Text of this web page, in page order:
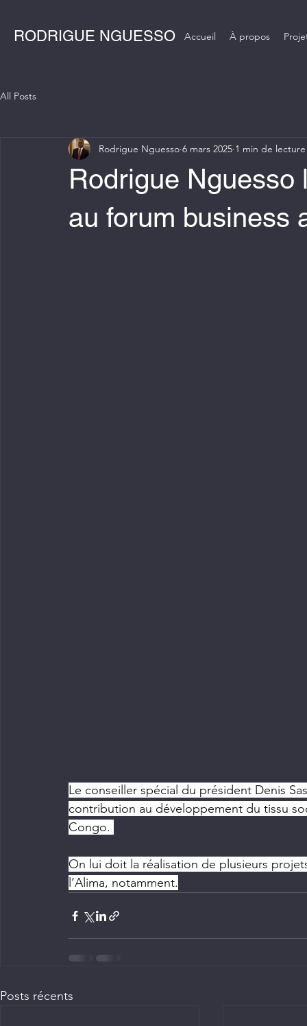
RODRIGUE NGUESSO Accueil À propos
All Posts
Rodrigue Nguesso
au forum business
Rodrigue Nguesso 6 mars 2025 1 min de lecture
Le conseiller spécial du président Denis
contribution au développement du tissu
Congo.
On lui doit la réalisation de plusieurs
l’Alima, notamment.
Posts récents